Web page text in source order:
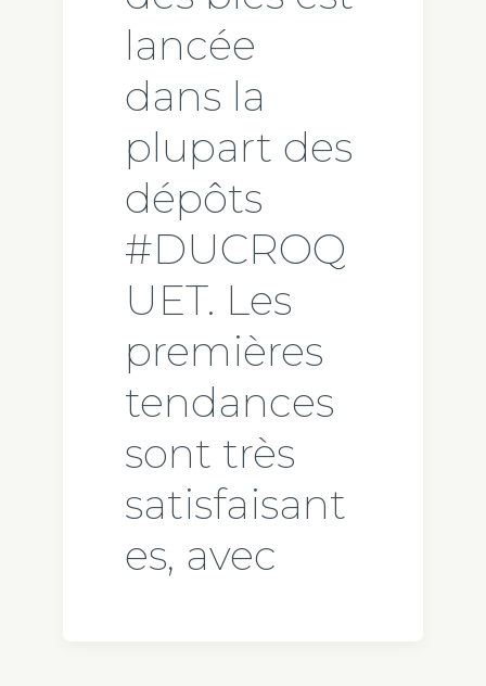
lancée
dans la
plupart des
dépôts
#DUCROQ
UET. Les
premières
tendances
sont très
satisfaisant
es, avec